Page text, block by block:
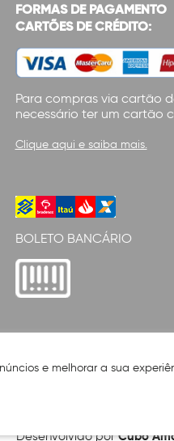
FORMAS DE PAGAMENTO
CARTÕES DE CRÉDITO:
Para compras via cartão
necessário ter um cartão
Clique aqui e saiba mais.
BOLETO BANCÁRIO
Desenvolvido porCubo
e melhorar a sua